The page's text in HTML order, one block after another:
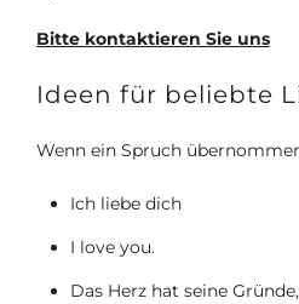
Bitte kontaktieren Sie uns
Ideen für beliebte
Wenn ein Spruch
Ich liebe dich
I love you.
Das Herz hat seine